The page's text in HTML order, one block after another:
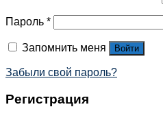
Пароль *
Запомнить меня Войти
Забыли свой пароль?
Регистрация